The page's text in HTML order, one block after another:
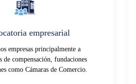
empresarial
empresas principalmente a
de compensación, fundaciones
como Cámaras de Comercio.